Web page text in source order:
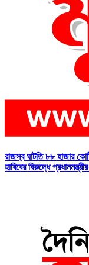
রাজস্ব ঘাটতি ৮৮ হাজার
হাবিবের বিরুদ্ধে